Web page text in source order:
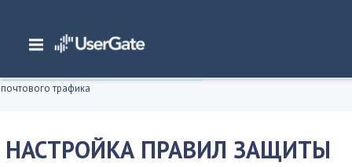
Главная/ Документация/NGFW
Интерфейс командной строки (CLI)
почтового трафика
НАСТРОЙКА ПРАВИЛ ЗАЩИТЫ